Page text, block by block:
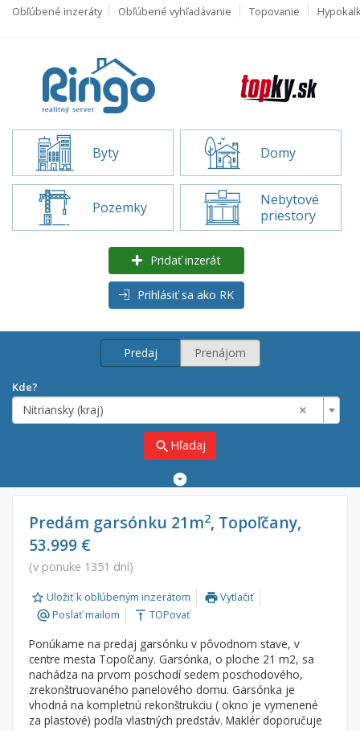
Obľúbené inzeráty Obľúbené vyhľadávanie Topovanie
Byty Domy
Pozemky
Nebytové
priestory
Pridať inzerát
Prihlásiť sa ako RK
Predaj Prenájom
Kde?
×
Nitriansky (kraj)
search Hľadaj
Predaj
Prenájom
Do:
Lokalita
×
×
Nitriansky (kraj)
Predám garsónku 21m2, Topoľčany,
53.999 €
(v ponuke 1351 dní)
Uložiť k obľúbeným inzerátom printVytlačiť
alternate_emailPoslať mailom vertical_align_top TOPovať
Ponúkame na predaj garsónku v pôvodnom stave, v
centre mesta Topoľčany. Garsónka, o ploche 21 m2, sa
nachádza na prvom poschodí sedem poschodového,
zrekonštruovaného panelového domu. Garsónka je
vhodná na kompletnú rekonštrukciu ( okno je vymenené
za plastové) podľa vlastných predstáv. Maklér doporučuje